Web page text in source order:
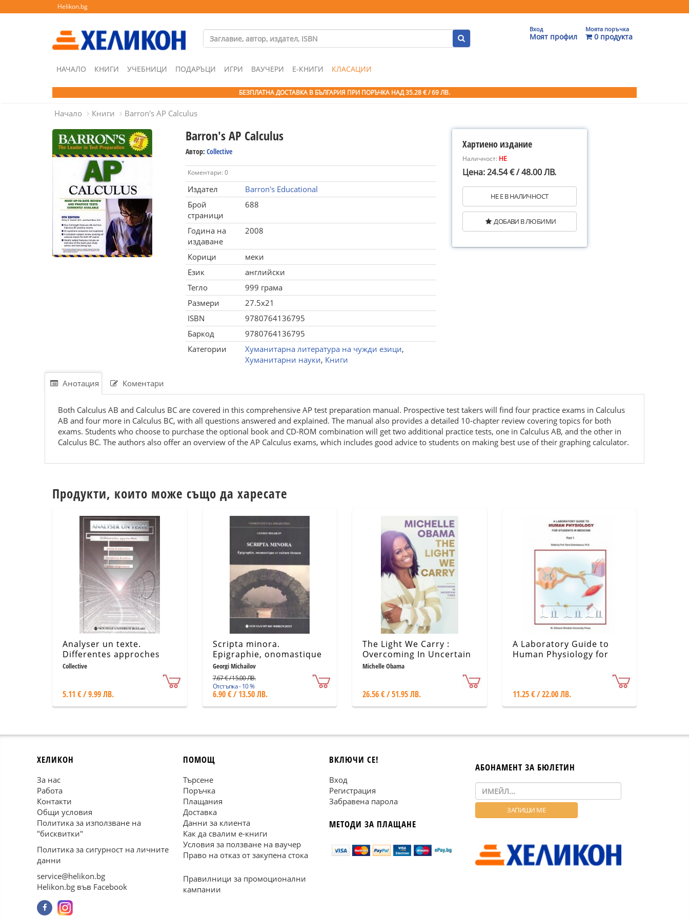
Helikon.bg
Вход
Моят профил
Моята поръчка
0 продукта
НАЧАЛО КНИГИ УЧЕБНИЦИ ПОДАРЪЦИ ИГРИ ВАУЧЕРИ Е-КНИГИ КЛАСАЦИИ
БЕЗПЛАТНА ДОСТАВКА В БЪЛГАРИЯ ПРИ ПОРЪЧКА НАД 35.28 € / 69 ЛВ.
Начало Книги Barron's AP Calculus
Barron's AP Calculus
Автор: Collective
Коментари: 0
Издател
Barron's Educational
Брой
страници
688
Година на
издаване
2008
Корици
меки
Език
английски
Тегло
999 грама
Размери
27.5x21
ISBN
9780764136795
Баркод
9780764136795
Категории
Хуманитарна литература на чужди езици,
Хуманитарни науки, Книги
Хартиено издание
Наличност: НЕ
Цена: 24.54 € / 48.00 ЛВ.
НЕ Е В НАЛИЧНОСТ
ДОБАВИ В ЛЮБИМИ
Анотация Коментари
Both Calculus AB and Calculus BC are covered in this comprehensive AP test preparation manual. Prospective test takers will find four practice exams in Calculus
AB and four more in Calculus BC, with all questions answered and explained. The manual also provides a detailed 10-chapter review covering topics for both
exams. Students who choose to purchase the optional book and CD-ROM combination will get two additional practice tests, one in Calculus AB, and the other in
Calculus BC. The authors also offer an overview of the AP Calculus exams, which includes good advice to students on making best use of their graphing calculator.
Продукти, които може също да харесате
Analyser un texte.
Differentes approches
Collective
5.11 € / 9.99 ЛВ.
Scripta minora.
Epigraphie, onomastique
et culture thraces
Georgi Michailov
7.67 € / 15.00 ЛВ.
Отстъпка - 10 %
6.90 € / 13.50 ЛВ.
The Light We Carry :
Overcoming In Uncertain
Times
Michelle Obama
26.56 € / 51.95 ЛВ.
A Laboratory Guide to
Human Physiology for
11.25 € / 22.00 ЛВ.
ХЕЛИКОН
За нас
Работа
Контакти
Общи условия
Политика за използване на
"бисквитки"
Политика за сигурност на личните
данни
service@helikon.bg
Helikon.bg във Facebook
ПОМОЩ
Търсене
Поръчка
Плащания
Доставка
Данни за клиента
Как да свалим е-книги
Условия за ползване на ваучер
Право на отказ от закупена стока
Правилници за промоционални
кампании
ВКЛЮЧИ СЕ!
Вход
Регистрация
Забравена парола
МЕТОДИ ЗА ПЛАЩАНЕ
АБОНАМЕНТ ЗА БЮЛЕТИН